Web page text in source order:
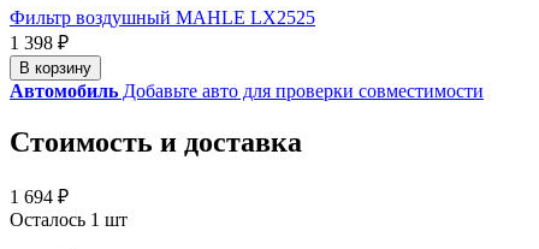
Фильтр воздушный MAHLE LX2525
1 398 ₽
В корзину
Автомобиль Добавьте авто для проверки совместимости
Стоимость и доставка
1 694 ₽
Осталось 1 шт